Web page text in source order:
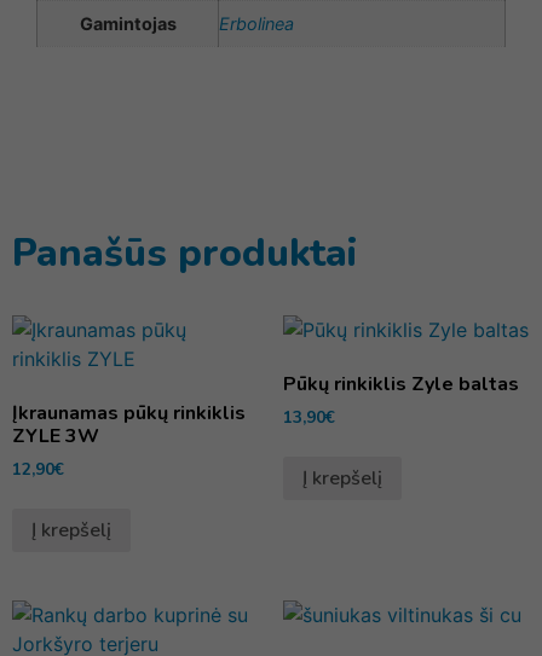
Gamintojas
Erbolinea
Panašūs produktai
Įkraunamas pūkų rinkiklis
ZYLE 3W
12,90€
Į krepšelį
Pūkų rinkiklis Zyle baltas
13,90€
Į krepšelį